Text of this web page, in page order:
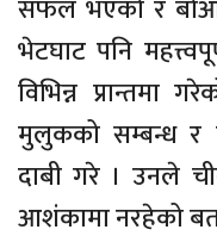
सफल भएको र
भेटघाट पनि
विभिन्न प्रान्तमा
मुलुकको सम्बन्ध र
दाबी गरे । उनले
आशंकामा नरहेको